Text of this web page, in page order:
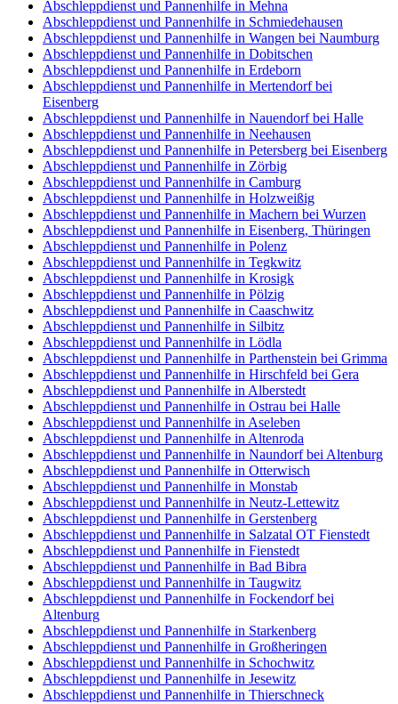
Abschleppdienst und Pannenhilfe in Mehna
Abschleppdienst und Pannenhilfe in Schmiedehausen
Abschleppdienst und Pannenhilfe in Wangen bei Naumburg
Abschleppdienst und Pannenhilfe in Dobitschen
Abschleppdienst und Pannenhilfe in Erdeborn
Abschleppdienst und Pannenhilfe in Mertendorf bei
Eisenberg
Abschleppdienst und Pannenhilfe in Nauendorf bei Halle
Abschleppdienst und Pannenhilfe in Neehausen
Abschleppdienst und Pannenhilfe in Petersberg bei Eisenberg
Abschleppdienst und Pannenhilfe in Zörbig
Abschleppdienst und Pannenhilfe in Camburg
Abschleppdienst und Pannenhilfe in Holzweißig
Abschleppdienst und Pannenhilfe in Machern bei Wurzen
Abschleppdienst und Pannenhilfe in Eisenberg, Thüringen
Abschleppdienst und Pannenhilfe in Polenz
Abschleppdienst und Pannenhilfe in Tegkwitz
Abschleppdienst und Pannenhilfe in Krosigk
Abschleppdienst und Pannenhilfe in Pölzig
Abschleppdienst und Pannenhilfe in Caaschwitz
Abschleppdienst und Pannenhilfe in Silbitz
Abschleppdienst und Pannenhilfe in Lödla
Abschleppdienst und Pannenhilfe in Parthenstein bei Grimma
Abschleppdienst und Pannenhilfe in Hirschfeld bei Gera
Abschleppdienst und Pannenhilfe in Alberstedt
Abschleppdienst und Pannenhilfe in Ostrau bei Halle
Abschleppdienst und Pannenhilfe in Aseleben
Abschleppdienst und Pannenhilfe in Altenroda
Abschleppdienst und Pannenhilfe in Naundorf bei Altenburg
Abschleppdienst und Pannenhilfe in Otterwisch
Abschleppdienst und Pannenhilfe in Monstab
Abschleppdienst und Pannenhilfe in Neutz-Lettewitz
Abschleppdienst und Pannenhilfe in Gerstenberg
Abschleppdienst und Pannenhilfe in Salzatal OT Fienstedt
Abschleppdienst und Pannenhilfe in Fienstedt
Abschleppdienst und Pannenhilfe in Bad Bibra
Abschleppdienst und Pannenhilfe in Taugwitz
Abschleppdienst und Pannenhilfe in Fockendorf bei
Altenburg
Abschleppdienst und Pannenhilfe in Starkenberg
Abschleppdienst und Pannenhilfe in Großheringen
Abschleppdienst und Pannenhilfe in Schochwitz
Abschleppdienst und Pannenhilfe in Jesewitz
Abschleppdienst und Pannenhilfe in Thierschneck